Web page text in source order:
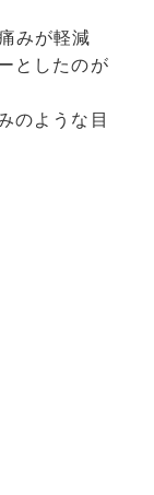
みが軽減
としたのが
のような目